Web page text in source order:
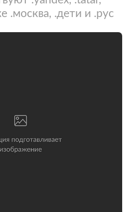
.москва, .дети и .рус